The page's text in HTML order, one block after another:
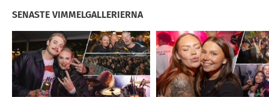
SENASTE VIMMELGALLERIERNA